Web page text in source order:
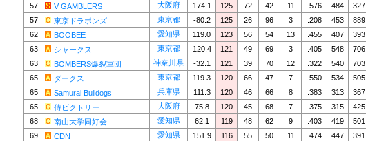
57
V GAMBLERS 大阪府 174.1 125 72 42 11 .576 484 327
57
東京ドラポンズ 東京都 -80.2 125 26 96 3 .208 453 889
62
BOOBEE 愛知県 119.0 123 56 54 13 .455 407 393
63
シャークス 東京都 120.4 121 49 69 3 .405 548 706
63
BOMBERS爆裂軍団 神奈川県 -32.1 121 39 70 12 .322 540 703
65
ダークス 東京都 119.3 120 66 47 7 .550 534 505
65
Samurai Bulldogs 兵庫県 111.3 120 46 66 8 .383 313 367
65
侍ビクトリー 大阪府 75.8 120 45 68 7 .375 315 425
68
南山大学同好会 愛知県 62.1 119 48 62 9 .403 419 501
69
CDN 愛知県 151.9 116 55 50 11 .474 447 391